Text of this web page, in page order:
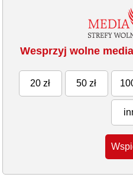
Wesprzyj wolne
20 zł 50 zł